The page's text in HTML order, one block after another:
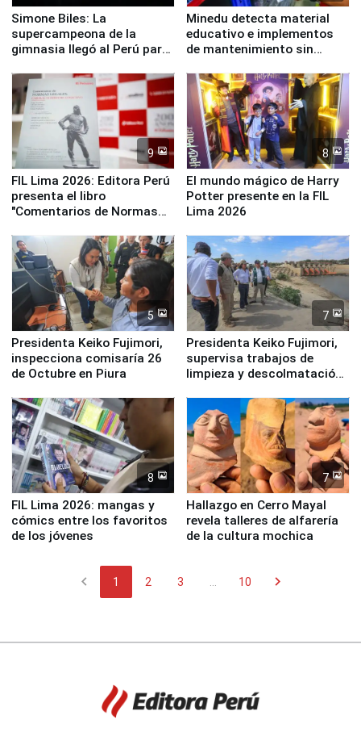
Simone Biles: La
supercampeona de la
gimnasia llegó al Perú para
Panamericanos Lima 2027
Minedu detecta material
educativo e implementos
de mantenimiento sin
la UGEL 2
9
FIL Lima 2026: Editora Perú
presenta el libro
"Comentarios de Normas
Derecho Colectivo"
8
El mundo mágico de Harry
Potter presente en la FIL
Lima 2026
5
Presidenta Keiko Fujimori,
inspecciona comisaría 26
de Octubre en Piura
7
Presidenta Keiko Fujimori,
supervisa trabajos de
limpieza y descolmatación
8
FIL Lima 2026: mangas y
cómics entre los favoritos
de los jóvenes
7
Hallazgo en Cerro Mayal
revela talleres de alfarería
de la cultura mochica
chevron_left 1 2 3 10 chevron_right